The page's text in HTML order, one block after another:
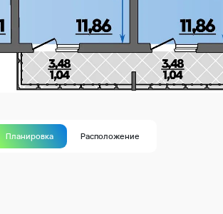
Планировка Расположение